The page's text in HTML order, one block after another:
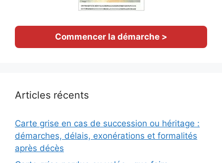
Commencer la démarche >
Articles récents
Carte grise en cas de succession ou héritage :
démarches, délais, exonérations et formalités
après décès